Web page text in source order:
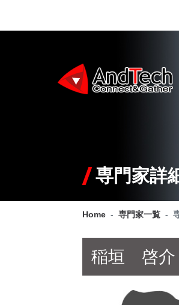
専門家詳
Home 専門家一覧
稲垣 啓介